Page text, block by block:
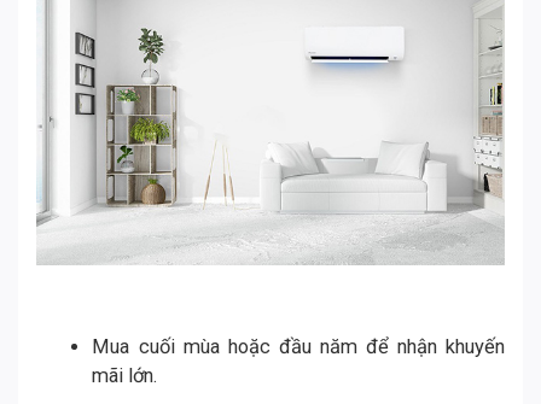
Mua cuối mùa hoặc đầu năm để nhận khuyến
mãi lớn.